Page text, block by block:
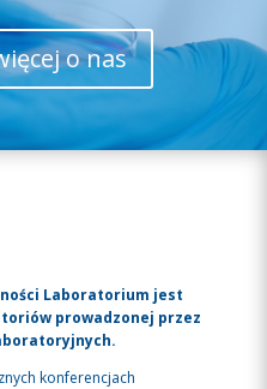
o nas
Laboratorium jest
prowadzonej przez
konferencjach